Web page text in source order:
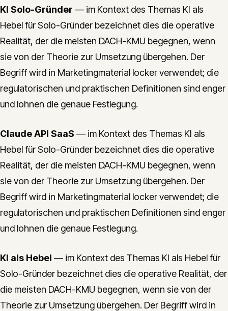
KI Solo-Gründer — im Kontext des Themas KI als
Hebel für Solo-Gründer bezeichnet dies die operative
Realität, der die meisten DACH-KMU begegnen, wenn
sie von der Theorie zur Umsetzung übergehen. Der
Begriff wird in Marketingmaterial locker verwendet; die
regulatorischen und praktischen Definitionen sind enger
und lohnen die genaue Festlegung.
Claude API SaaS — im Kontext des Themas KI als
Hebel für Solo-Gründer bezeichnet dies die operative
Realität, der die meisten DACH-KMU begegnen, wenn
sie von der Theorie zur Umsetzung übergehen. Der
Begriff wird in Marketingmaterial locker verwendet; die
regulatorischen und praktischen Definitionen sind enger
und lohnen die genaue Festlegung.
KI als Hebel — im Kontext des Themas KI als Hebel für
Solo-Gründer bezeichnet dies die operative Realität, der
die meisten DACH-KMU begegnen, wenn sie von der
Theorie zur Umsetzung übergehen. Der Begriff wird in